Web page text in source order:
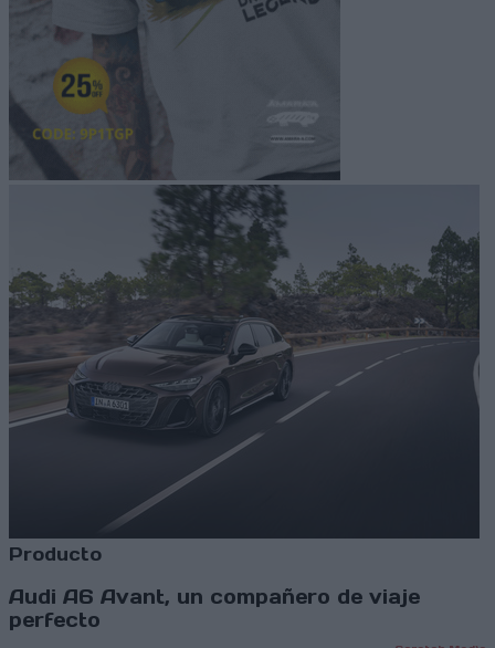
Producto
Audi A6 Avant, un compañero de viaje
perfecto